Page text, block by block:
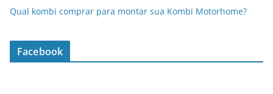
Qual kombi comprar para montar sua Kombi Motorhome?
Facebook